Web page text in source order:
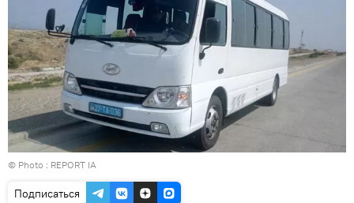
© Photo : REPORT IA
Подписаться